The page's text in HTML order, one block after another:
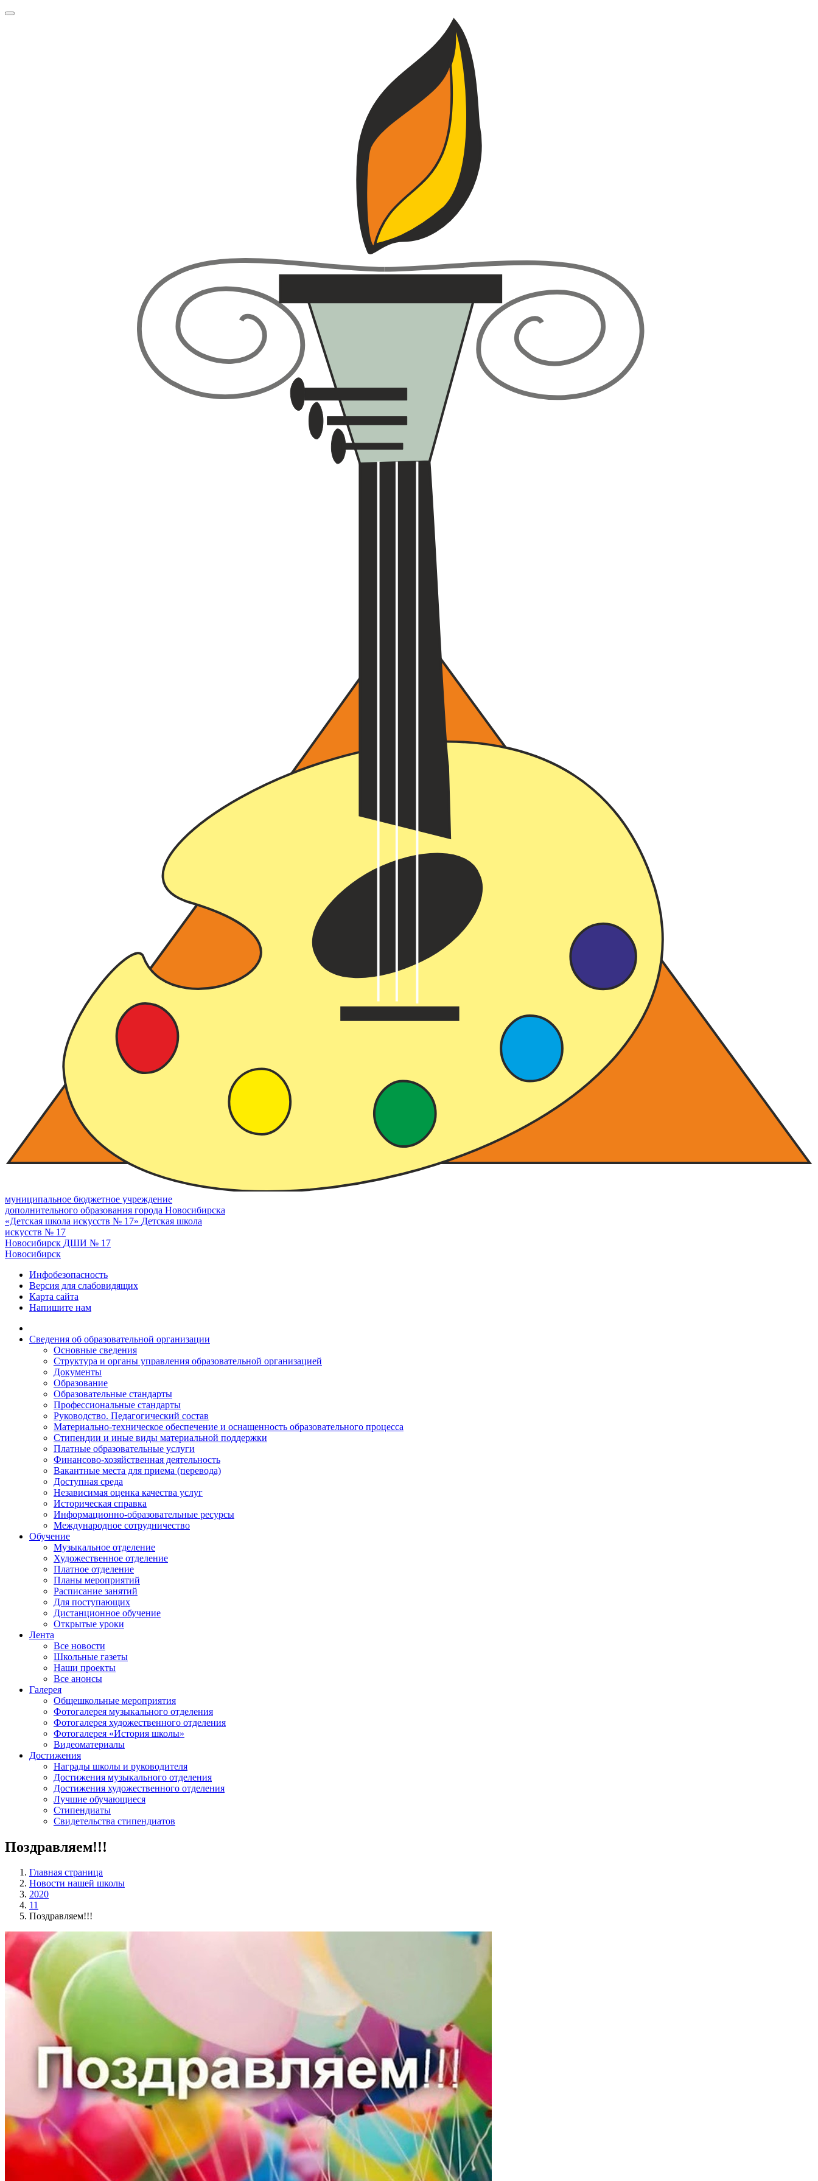
муниципальное бюджетное учреждение
дополнительного образования города Новосибирска
«Детская школа искусств № 17» Детская школа
искусств № 17
Новосибирск ДШИ № 17
Новосибирск
Инфобезопасность
Версия для слабовидящих
Карта сайта
Напишите нам
Сведения об образовательной организации
Основные сведения
Структура и органы управления образовательной организацией
Документы
Образование
Образовательные стандарты
Профессиональные стандарты
Руководство. Педагогический состав
Материально-техническое обеспечение и оснащенность образовательного процесса
Стипендии и иные виды материальной поддержки
Платные образовательные услуги
Финансово-хозяйственная деятельность
Вакантные места для приема (перевода)
Доступная среда
Независимая оценка качества услуг
Историческая справка
Информационно-образовательные ресурсы
Международное сотрудничество
Обучение
Музыкальное отделение
Художественное отделение
Платное отделение
Планы мероприятий
Расписание занятий
Для поступающих
Дистанционное обучение
Открытые уроки
Лента
Все новости
Школьные газеты
Наши проекты
Все анонсы
Галерея
Общешкольные мероприятия
Фотогалерея музыкального отделения
Фотогалерея художественного отделения
Фотогалерея «История школы»
Видеоматериалы
Достижения
Награды школы и руководителя
Достижения музыкального отделения
Достижения художественного отделения
Лучшие обучающиеся
Стипендиаты
Свидетельства стипендиатов
Поздравляем!!!
Главная страница
Новости нашей школы
2020
11
Поздравляем!!!